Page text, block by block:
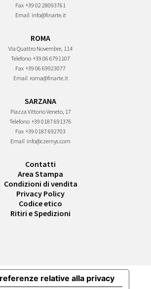
Fax +39 02 28093761
Email info@finarte.it
ROMA
Via Quattro Novembre, 114
Telefono +39 06 6791107
Fax +39 06 69923077
Email roma@finarte.it
SARZANA
Piazza Vittorio Veneto, 17
Telefono +39 0187 691376
Fax +39 0187 692703
Email info@czernys.com
Contatti
Area Stampa
Condizioni di vendita
Privacy Policy
Codice etico
Ritiri e Spedizioni
relative alla privacy